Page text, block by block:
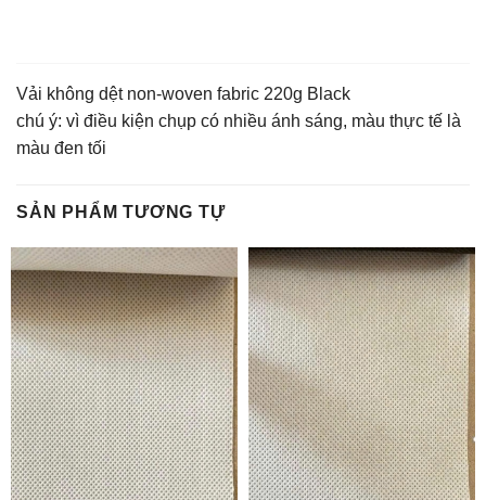
Vải không dệt non-woven fabric 220g Black
chú ý: vì điều kiện chụp có nhiều ánh sáng, màu thực tế là
màu đen tối
SẢN PHẨM TƯƠNG TỰ